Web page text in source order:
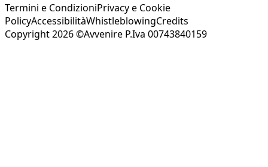
Termini e CondizioniPrivacy e Cookie
PolicyAccessibilitàWhistleblowingCredits
Copyright 2026 ©Avvenire P.Iva 00743840159